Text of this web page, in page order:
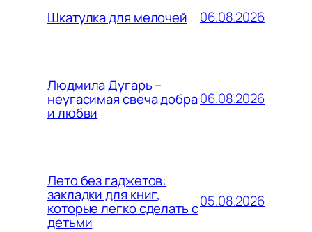
Шкатулка для мелочей 06.08.2026
Людмила Дугарь –
неугасимая свеча добра
и любви
06.08.2026
Лето без гаджетов:
закладки для книг,
которые легко сделать с
детьми
05.08.2026